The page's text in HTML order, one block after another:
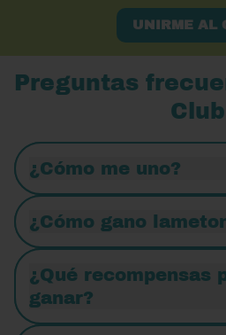
UNIRME AL
Preguntas
Club
¿Cómo me uno?
¿Cómo gano
¿Qué recompensas
ganar?